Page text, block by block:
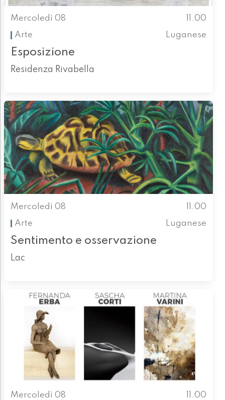
Mercoledì 08
11.00
Arte
Luganese
Esposizione
Residenza Rivabella
Mercoledì 08
11.00
Arte
Luganese
Sentimento e osservazione
Lac
Mercoledì 08
11.00